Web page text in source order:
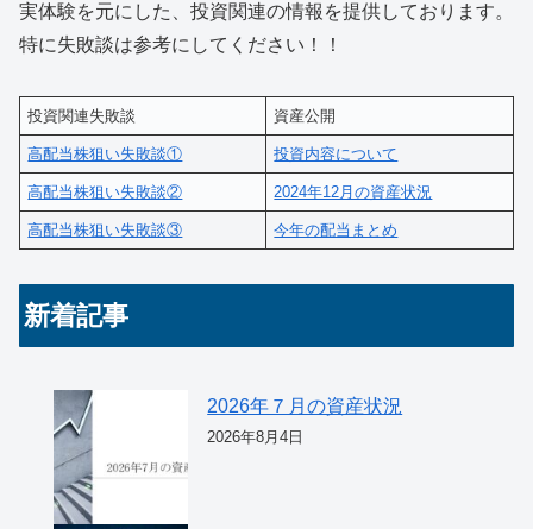
実体験を元にした、投資関連の情報を提供しております。
特に失敗談は参考にしてください！！
投資関連失敗談 資産公開
高配当株狙い失敗談① 投資内容について
高配当株狙い失敗談② 2024年12月の資産状況
高配当株狙い失敗談③ 今年の配当まとめ
新着記事
2026年７月の資産状況
2026年8月4日